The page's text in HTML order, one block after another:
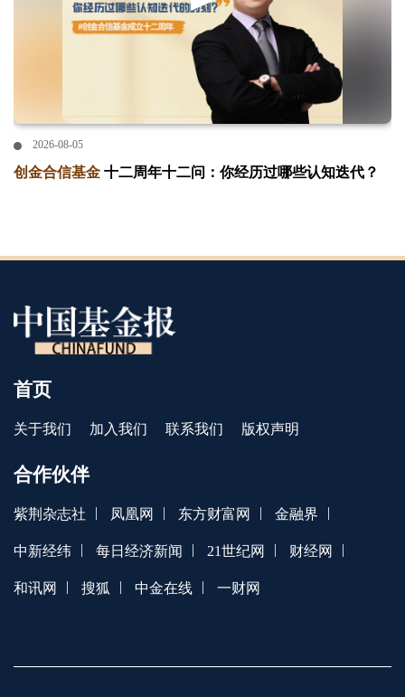
2026-08-05
创金合信基金 十二周年十二问：你经历过哪些认知迭代？
首页
关于我们 加入我们 联系我们 版权声明
合作伙伴
紫荆杂志社 | 凤凰网 | 东方财富网 | 金融界 |
中新经纬 | 每日经济新闻 | 21世纪网 | 财经网 |
和讯网 | 搜狐 | 中金在线 | 一财网